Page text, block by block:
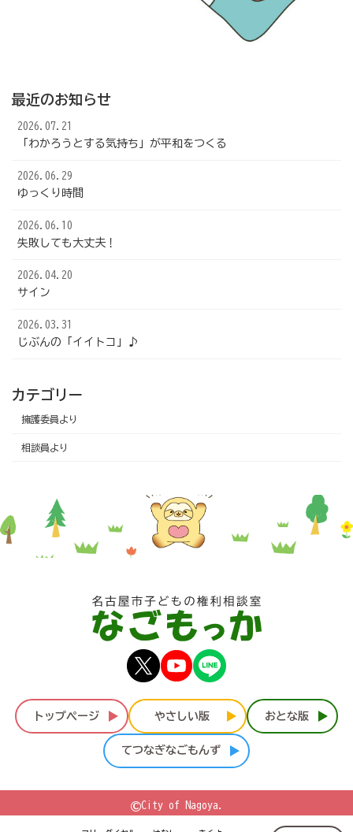
最近のお知らせ
2026.07.21
「わかろうとする気持ち」が平和をつくる
2026.06.29
ゆっくり時間
2026.06.10
失敗しても大丈夫！
2026.04.20
サイン
2026.03.31
じぶんの「イイトコ」♪
カテゴリー
擁護委員より
相談員より
トップページ やさしい版 おとな版
てつなぎなごもんず
©City of Nagoya.